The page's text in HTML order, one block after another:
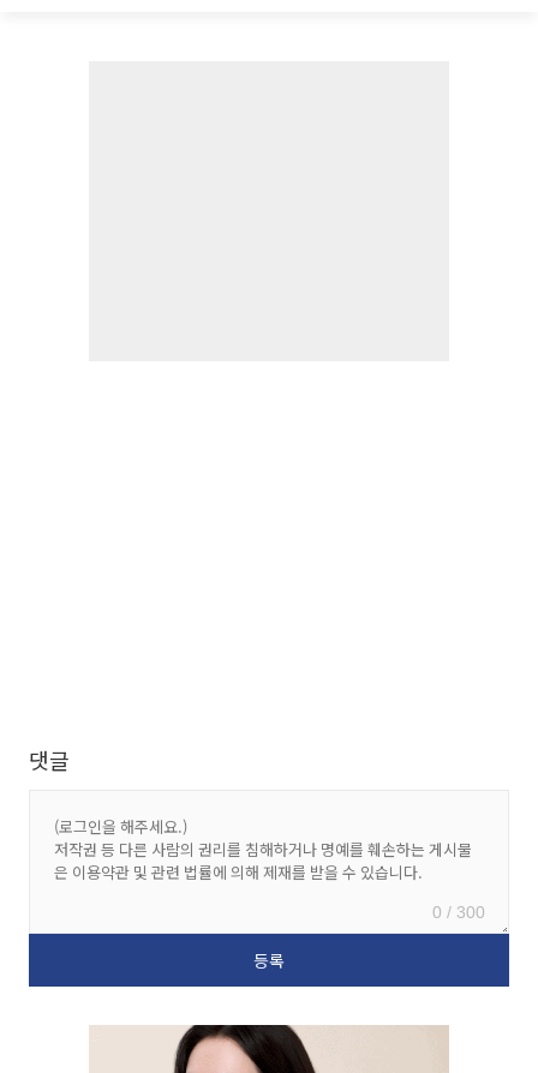
댓글
0 / 300